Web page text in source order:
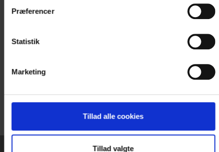
Præferencer
Statistik
Marketing
Tillad alle cookies
Tillad valgte
Friske grønne asparges i skinkesvøb
Kuvertbrød m. soltørrede tomater